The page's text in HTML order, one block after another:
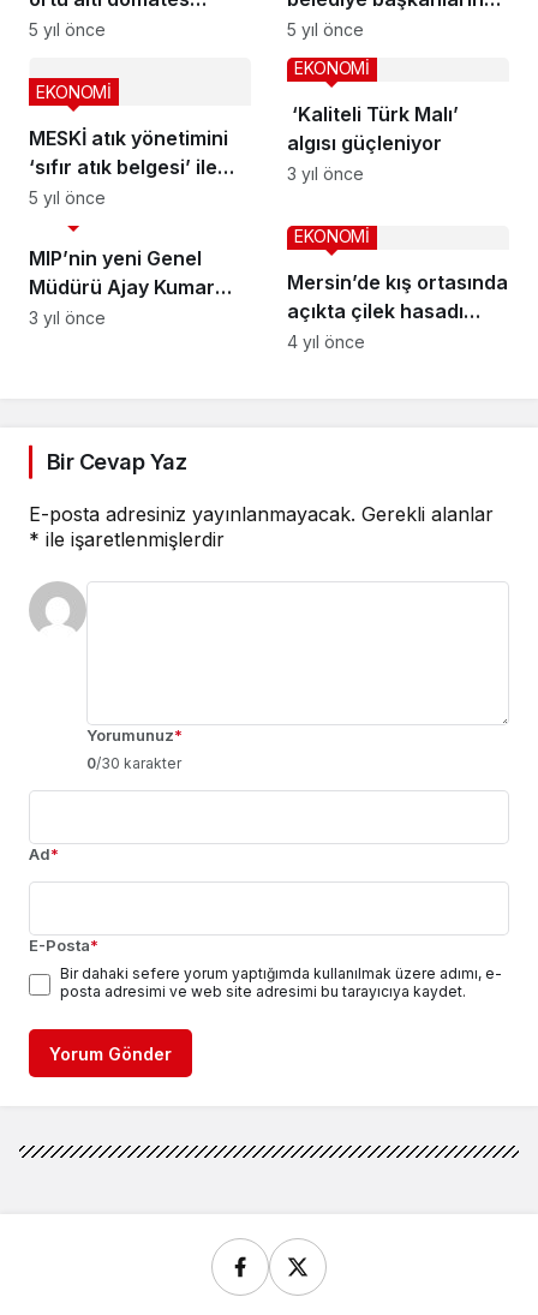
rekoltesi bekleniyor
5 yıl önce
‘limon’ çağrısı
5 yıl önce
MESKİ atık yönetimini
‘sıfır atık belgesi’ ile
taçlandırdı
EKONOMİ
5 yıl önce
‘Kaliteli Türk Malı’
algısı güçleniyor
EKONOMİ
3 yıl önce
MIP’nin yeni Genel
Müdürü Ajay Kumar
Singh oldu
EKONOMİ
3 yıl önce
Mersin’de kış ortasında
açıkta çilek hasadı
yapıldı
EKONOMİ
4 yıl önce
Bir Cevap Yaz
E-posta adresiniz yayınlanmayacak. Gerekli alanlar
* ile işaretlenmişlerdir
Yorumunuz*
0/30 karakter
Ad*
E-Posta*
Bir dahaki sefere yorum yaptığımda kullanılmak üzere adımı, e-
posta adresimi ve web site adresimi bu tarayıcıya kaydet.
Yorum Gönder